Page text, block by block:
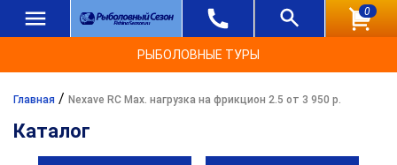
0
РЫБОЛОВНЫЕ ТУРЫ
Главная / Nexave RC Max. нагрузка на фрикцион 2.5 от 3 950 р.
Каталог